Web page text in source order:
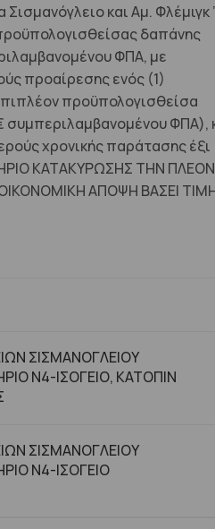
Σισμανόγλειο και Αμ. Φλέμιγκ
δαπάνης
ΦΠΑ, με
προαίρεσης ενός (1)
προϋπολογισθείσα
συμπεριλαμβανομένου ΦΠΑ),
χρονικής παράτασης έξι
ΚΑΤΑΚΥΡΩΣΗΣ ΤΗΝ ΠΛΕΟΝ
ΑΠΟΨΗ ΒΑΣΕΙ
ΣΙΣΜΑΝΟΓΛΕΙΟΥ
Ν4-ΙΣΟΓΕΙΟ, ΚΑΤΟΠΙΝ
ΣΙΣΜΑΝΟΓΛΕΙΟΥ
Ν4-ΙΣΟΓΕΙΟ